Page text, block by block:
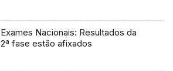
Exames Nacionais: Resultados da
2ª fase estão afixados